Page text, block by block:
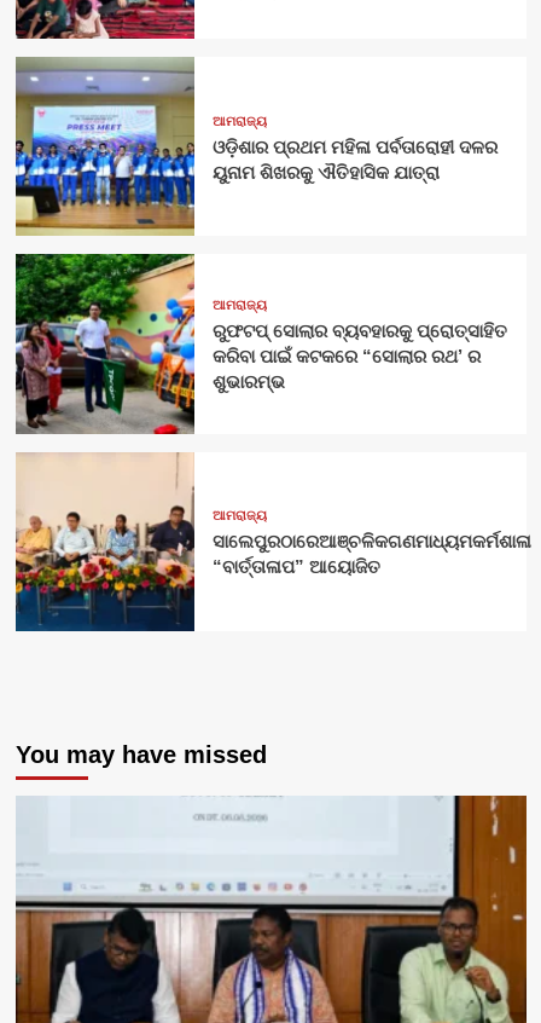
ଆମରାଜ୍ୟ
ଓଡ଼ିଶାର ପ୍ରଥମ ମହିଳା ପର୍ବତାରୋହୀ ଦଳର
ୟୁନାମ ଶିଖରକୁ ଐତିହାସିକ ଯାତ୍ରା
ଆମରାଜ୍ୟ
ରୁଫଟପ୍ ସୋଲାର ବ୍ୟବହାରକୁ ପ୍ରୋତ୍ସାହିତ
କରିବା ପାଇଁ କଟକରେ “ସୋଲାର ରଥ’ ର
ଶୁଭାରମ୍ଭ
ଆମରାଜ୍ୟ
ସାଲେପୁରଠାରେଆଞ୍ଚଳିକଗଣମାଧ୍ୟମକର୍ମଶାଳା
“ବାର୍ତ୍ତାଳାପ” ଆୟୋଜିତ
You may have missed